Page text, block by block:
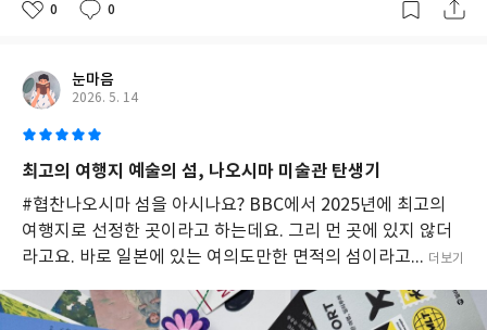
감수했는지를 담담하면서도 치열하게 보여준다.
0 0
눈마음
2026. 5. 14
최고의 여행지 예술의 섬, 나오시마 미술관 탄생기
#협찬나오시마 섬을 아시나요? BBC에서 2025년에 최고의
여행지로 선정한 곳이라고 하는데요. 그리 먼 곳에 있지 않더
라고요. 바로 일본에 있는 여의도만한 면적의 섬이라고... 더보기